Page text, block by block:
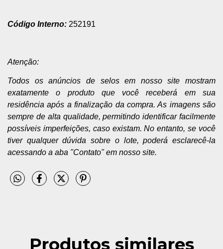
Código Interno: 252191
Atenção:
Todos os anúncios de selos em nosso site mostram
exatamente o produto que você receberá em sua
residência após a finalização da compra. As imagens são
sempre de alta qualidade, permitindo identificar facilmente
possíveis imperfeições, caso existam. No entanto, se você
tiver qualquer dúvida sobre o lote, poderá esclarecê-la
acessando a aba "Contato" em nosso site.
Produtos similares